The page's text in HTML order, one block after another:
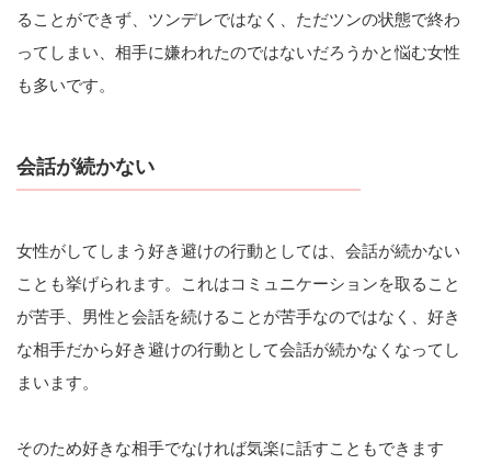
ることができず、ツンデレではなく、ただツンの状態で終わ
ってしまい、相手に嫌われたのではないだろうかと悩む女性
も多いです。
会話が続かない
女性がしてしまう好き避けの行動としては、会話が続かない
ことも挙げられます。これはコミュニケーションを取ること
が苦手、男性と会話を続けることが苦手なのではなく、好き
な相手だから好き避けの行動として会話が続かなくなってし
まいます。
そのため好きな相手でなければ気楽に話すこともできます